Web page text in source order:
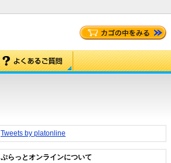
Tweets by platonline
ぷらっとオンラインについて